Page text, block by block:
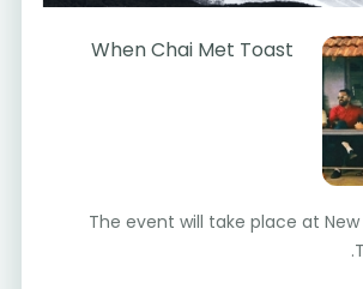
When Chai Met Toast
The event will take place at